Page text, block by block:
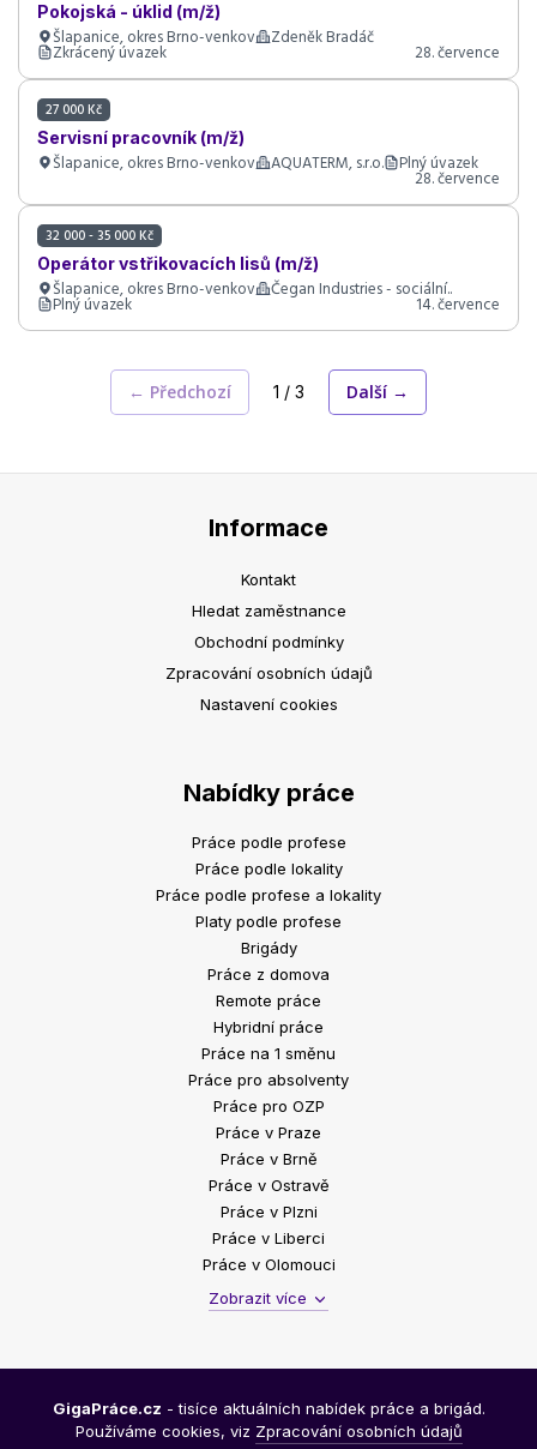
Pokojská - úklid (m/ž)
Šlapanice, okres Brno-venkov Zdeněk Bradáč
Zkrácený úvazek 28. července
27 000 Kč
Servisní pracovník (m/ž)
Šlapanice, okres Brno-venkov AQUATERM, s.r.o. Plný úvazek
28. července
32 000 - 35 000 Kč
Operátor vstřikovacích lisů (m/ž)
Šlapanice, okres Brno-venkov Čegan Industries - sociální..
Plný úvazek 14. července
← Předchozí 1 / 3 Další →
Informace
Kontakt
Hledat zaměstnance
Obchodní podmínky
Zpracování osobních údajů
Nastavení cookies
Nabídky práce
Práce podle profese
Práce podle lokality
Práce podle profese a lokality
Platy podle profese
Brigády
Práce z domova
Remote práce
Hybridní práce
Práce na 1 směnu
Práce pro absolventy
Práce pro OZP
Práce v Praze
Práce v Brně
Práce v Ostravě
Práce v Plzni
Práce v Liberci
Práce v Olomouci
Zobrazit více
GigaPráce.cz - tisíce aktuálních nabídek práce a brigád.
Používáme cookies, viz Zpracování osobních údajů